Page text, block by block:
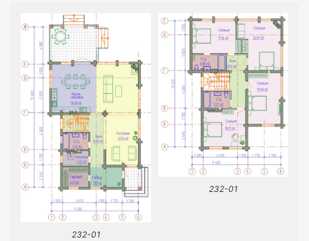
232-01
232-01